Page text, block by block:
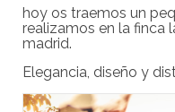
hoy os traemos un
realizamos en la finca
madrid.
Elegancia, diseño y